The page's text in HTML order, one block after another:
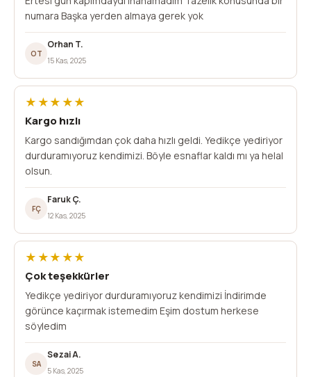
numara Başka yerden almaya gerek yok
OT
Orhan T.
15 Kas, 2025
★★★★★
Kargo hızlı
Kargo sandığımdan çok daha hızlı geldi. Yedikçe yediriyor
durduramıyoruz kendimizi. Böyle esnaflar kaldı mı ya helal
olsun.
FÇ
Faruk Ç.
12 Kas, 2025
★★★★★
Çok teşekkürler
Yedikçe yediriyor durduramıyoruz kendimizi İndirimde
görünce kaçırmak istemedim Eşim dostum herkese
söyledim
SA
Sezai A.
5 Kas, 2025